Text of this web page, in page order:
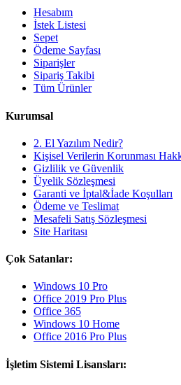
Hesabım
İstek Listesi
Sepet
Ödeme Sayfası
Siparişler
Sipariş Takibi
Tüm Ürünler
Kurumsal
2. El Yazılım Nedir?
Kişisel Verilerin Korunması
Gizlilik ve Güvenlik
Üyelik Sözleşmesi
Garanti ve İptal&İade Koşulları
Ödeme ve Teslimat
Mesafeli Satış Sözleşmesi
Site Haritası
Çok Satanlar:
Windows 10 Pro
Office 2019 Pro Plus
Office 365
Windows 10 Home
Office 2016 Pro Plus
İşletim Sistemi Lisansları: